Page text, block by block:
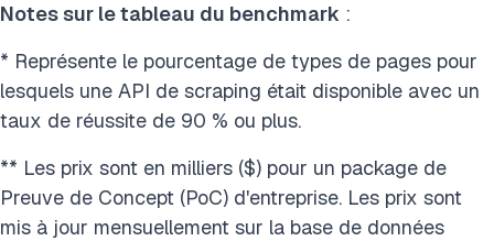
Notes sur le tableau du benchmark :
* Représente le pourcentage de types de pages pour
lesquels une API de scraping était disponible avec un
taux de réussite de 90 % ou plus.
** Les prix sont en milliers ($) pour un package de
Preuve de Concept (PoC) d'entreprise. Les prix sont
mis à jour mensuellement sur la base de données